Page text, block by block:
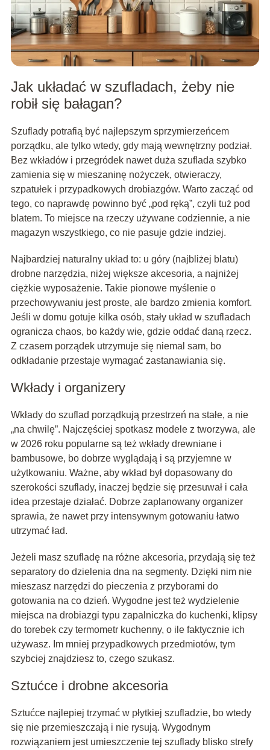
Jak układać w szufladach, żeby nie
robił się bałagan?
Szuflady potrafią być najlepszym sprzymierzeńcem
porządku, ale tylko wtedy, gdy mają wewnętrzny podział.
Bez wkładów i przegródek nawet duża szuflada szybko
zamienia się w mieszaninę nożyczek, otwieraczy,
szpatułek i przypadkowych drobiazgów. Warto zacząć od
tego, co naprawdę powinno być „pod ręką”, czyli tuż pod
blatem. To miejsce na rzeczy używane codziennie, a nie
magazyn wszystkiego, co nie pasuje gdzie indziej.
Najbardziej naturalny układ to: u góry (najbliżej blatu)
drobne narzędzia, niżej większe akcesoria, a najniżej
ciężkie wyposażenie. Takie pionowe myślenie o
przechowywaniu jest proste, ale bardzo zmienia komfort.
Jeśli w domu gotuje kilka osób, stały układ w szufladach
ogranicza chaos, bo każdy wie, gdzie oddać daną rzecz.
Z czasem porządek utrzymuje się niemal sam, bo
odkładanie przestaje wymagać zastanawiania się.
Wkłady i organizery
Wkłady do szuflad porządkują przestrzeń na stałe, a nie
„na chwilę”. Najczęściej spotkasz modele z tworzywa, ale
w 2026 roku popularne są też wkłady drewniane i
bambusowe, bo dobrze wyglądają i są przyjemne w
użytkowaniu. Ważne, aby wkład był dopasowany do
szerokości szuflady, inaczej będzie się przesuwał i cała
idea przestaje działać. Dobrze zaplanowany organizer
sprawia, że nawet przy intensywnym gotowaniu łatwo
utrzymać ład.
Jeżeli masz szufladę na różne akcesoria, przydają się też
separatory do dzielenia dna na segmenty. Dzięki nim nie
mieszasz narzędzi do pieczenia z przyborami do
gotowania na co dzień. Wygodne jest też wydzielenie
miejsca na drobiazgi typu zapalniczka do kuchenki, klipsy
do torebek czy termometr kuchenny, o ile faktycznie ich
używasz. Im mniej przypadkowych przedmiotów, tym
szybciej znajdziesz to, czego szukasz.
Sztućce i drobne akcesoria
Sztućce najlepiej trzymać w płytkiej szufladzie, bo wtedy
się nie przemieszczają i nie rysują. Wygodnym
rozwiązaniem jest umieszczenie tej szuflady blisko strefy